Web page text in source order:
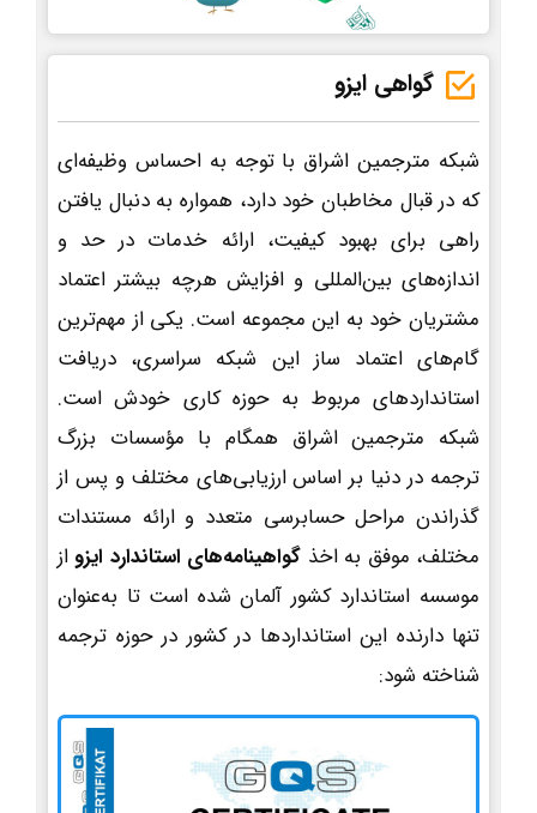
گواهی ایزو
شبکه مترجمین اشراق با توجه به احساس وظیفه‌ای
که در قبال مخاطبان خود دارد، همواره به دنبال یافتن
راهی برای بهبود کیفیت، ارائه خدمات در حد و
اندازه‌های بین‌المللی و افزایش هرچه بیشتر اعتماد
مشتریان خود به این مجموعه است. یکی از مهم‌ترین
گام‌های اعتماد ساز این شبکه سراسری، دریافت
استانداردهای مربوط به حوزه کاری خودش است.
شبکه مترجمین اشراق همگام با مؤسسات بزرگ
ترجمه در دنیا بر اساس ارزیابی‌های مختلف و پس از
گذراندن مراحل حسابرسی متعدد و ارائه مستندات
مختلف، موفق به اخذ گواهینامه‌های استاندارد ایزو از
موسسه استاندارد کشور آلمان شده است تا به‌عنوان
تنها دارنده این استانداردها در کشور در حوزه ترجمه
شناخته شود: